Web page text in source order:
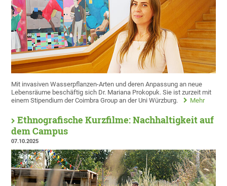
Mit invasiven Wasserpflanzen-Arten und deren Anpassung an neue
Lebensräume beschäftig sich Dr. Mariana Prokopuk. Sie ist zurzeit mit
einem Stipendium der Coimbra Group an der Uni Würzburg.
Mehr
Ethnografische Kurzfilme: Nachhaltigkeit auf
dem Campus
07.10.2025